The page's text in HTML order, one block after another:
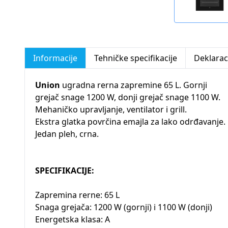
Informacije Tehničke specifikacije
Union ugradna rerna zapremine 65 L. Gornji
grejač snage 1200 W, donji grejač snage 1100 W.
Mehaničko upravljanje, ventilator i grill.
Ekstra glatka povrčina emajla za lako odrđavanje.
Jedan pleh, crna.
SPECIFIKACIJE:
Zapremina rerne: 65 L
Snaga grejača: 1200 W (gornji) i 1100 W (donji)
Energetska klasa: A